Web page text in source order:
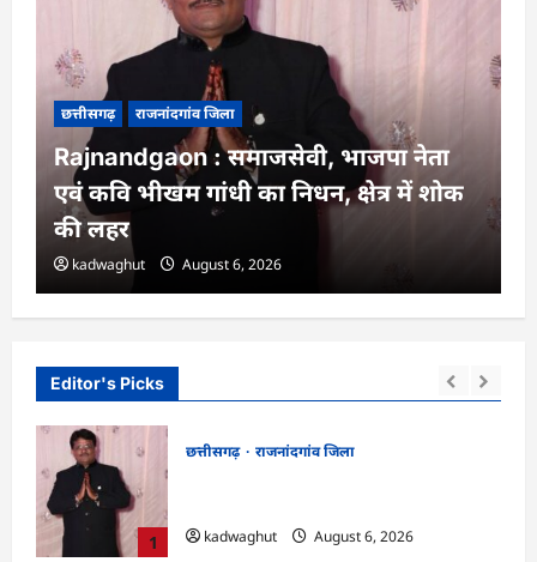
Editor's Picks
1
छत्तीसगढ़
राजनांदगांव जिला
kadwaghut
August 6, 2026
छत्तीसगढ़ राजनांदगांव जिला
Rajnandgaon : समाजसेवी, भाजपा नेता
एवं कवि भीखम गांधी का निधन, क्षेत्र में शोक
की लहर
kadwaghut August 6, 2026